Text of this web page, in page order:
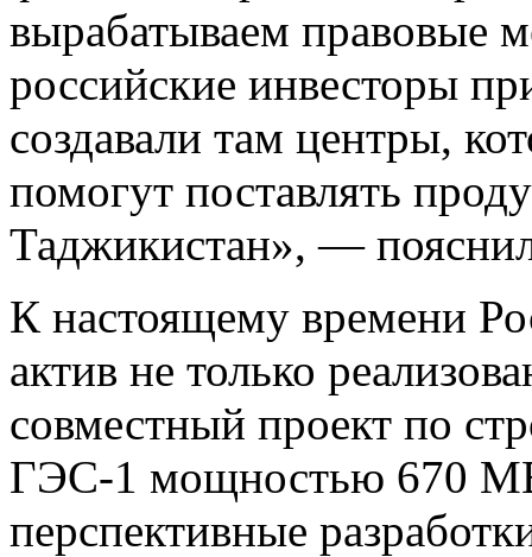
вырабатываем правовые
российские инвесторы
создавали там центры,
помогут поставлять
Таджикистан», —
К настоящему времени
актив не только
совместный проект по
ГЭС-1 мощностью 670
перспективные